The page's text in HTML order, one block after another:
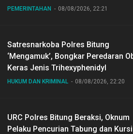
PEMERINTAHAN 08/08/2026, 22:21
Satresnarkoba Polres Bitung
‘Mengamuk’, Bongkar Peredaran
Keras Jenis Trihexyphenidyl
HUKUM DAN KRIMINAL 08/08/2026, 22:20
URC Polres Bitung Beraksi, Oknum
Pelaku Pencurian Tabung dan Kursi